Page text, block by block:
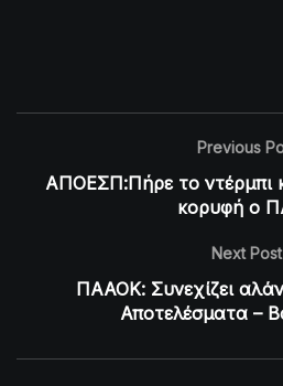
Previous
ΑΠΟΕΣΠ:Πήρε το ντέρμπι
κορυφή ο
Next Post
ΠΑΑΟΚ: Συνεχίζει
Αποτελέσματα –